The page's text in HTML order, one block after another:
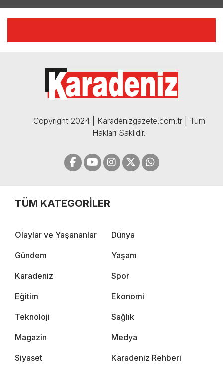
🔴🔵KARADENİZ FIRTINASI |
05.12.2024
Copyright 2024 | Karadenizgazete.com.tr | Tüm
Hakları Saklıdır.
TÜM KATEGORİLER
Olaylar ve Yaşananlar Dünya
Gündem Yaşam
Karadeniz Spor
Eğitim Ekonomi
Teknoloji Sağlık
Magazin Medya
Siyaset Karadeniz Rehberi